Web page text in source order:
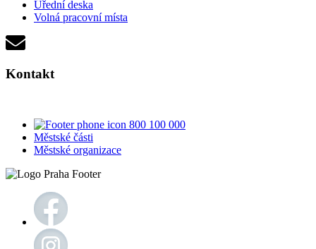
Úřední deska
Volná pracovní místa
Kontakt
800 100 000
Městské části
Městské organizace